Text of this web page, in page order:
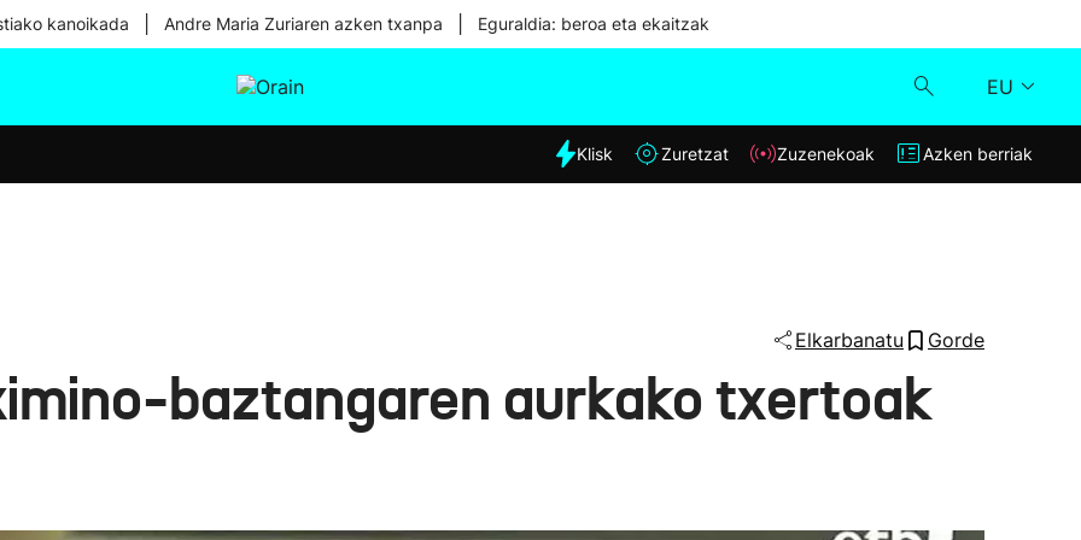
kanoikada Andre Maria Zuriaren azken txanpa Eguraldia: beroa eta ekaitzak
EU
Eguraldia
Klisk
Azken berriak
Klisk Zuretzat Zuzenekoak Azken berriak
Elkarbanatu Gorde
baztangaren aurkako txertoak